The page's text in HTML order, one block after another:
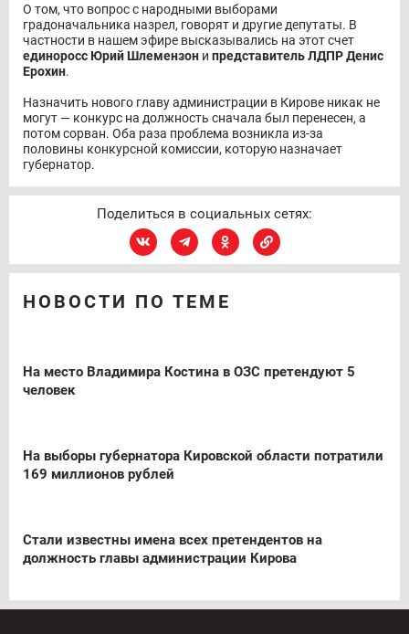
О том, что вопрос с народными выборами
градоначальника назрел, говорят и другие депутаты. В
частности в нашем эфире высказывались на этот счет
единоросс Юрий Шлемензон и представитель ЛДПР Денис
Ерохин.
Назначить нового главу администрации в Кирове никак не
могут — конкурс на должность сначала был перенесен, а
потом сорван. Оба раза проблема возникла из-за
половины конкурсной комиссии, которую назначает
губернатор.
Поделиться в социальных сетях:
НОВОСТИ ПО ТЕМЕ
На место Владимира Костина в ОЗС претендуют 5
человек
На выборы губернатора Кировской области потратили
169 миллионов рублей
Стали известны имена всех претендентов на
должность главы администрации Кирова